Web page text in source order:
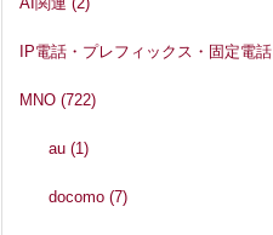
IP電話・プレフィックス・固定電話
MNO (722)
au(1)
docomo(7)